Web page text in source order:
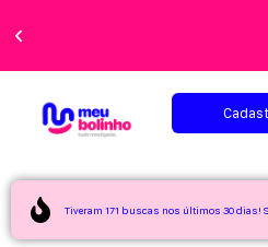
perfeita!
Tiveram 171 buscas nos últimos 30 dias!